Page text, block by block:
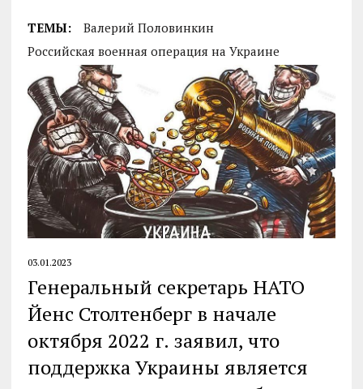
ТЕМЫ:
Валерий Половинкин
Российская военная операция на Украине
03.01.2023
Генеральный секретарь НАТО
Йенс Столтенберг в начале
октября 2022 г. заявил, что
поддержка Украины является